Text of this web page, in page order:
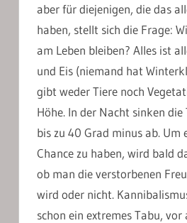
aber für diejenigen, die das
haben, stellt sich die Frage:
am Leben bleiben? Alles ist
und Eis (niemand hat
gibt weder Tiere noch
Höhe. In der Nacht sinken
bis zu 40 Grad minus ab. Um
Chance zu haben, wird bald
ob man die verstorbenen
wird oder nicht.
schon ein extremes Tabu, vor